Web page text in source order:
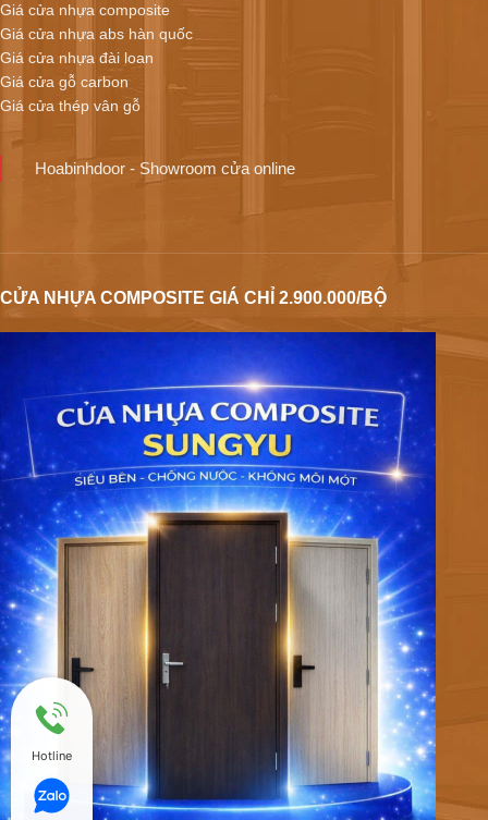
Giá cửa nhựa composite
Giá cửa nhựa abs hàn quốc
Giá cửa nhựa đài loan
Giá cửa gỗ carbon
Giá cửa thép vân gỗ
Hoabinhdoor - Showroom cửa online
CỬA NHỰA COMPOSITE GIÁ CHỈ 2.900.000/BỘ
Hotline